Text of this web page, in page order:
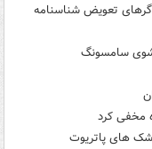
تعویض شناسنامه
سامسونگ
مخفی کرد
های پاتریوت